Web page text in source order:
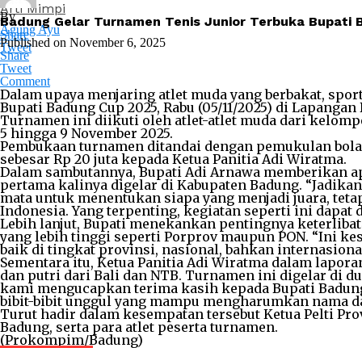
Arti Mimpi
Badung Gelar Turnamen Tenis Junior Terbuka Bupati
Share
Tweet
By
Agung Ayu
Published on November 6, 2025
Share
Tweet
Comment
Dalam upaya menjaring atlet muda yang berbakat,
Bupati Badung Cup 2025, Rabu (05/11/2025) di
Turnamen ini diikuti oleh atlet-atlet muda dari
5 hingga 9 November 2025.
Pembukaan turnamen ditandai dengan pemukulan
sebesar Rp 20 juta kepada Ketua Panitia Adi Wiratma.
Dalam sambutannya, Bupati Adi Arnawa memberikan
pertama kalinya digelar di Kabupaten Badung.
mata untuk menentukan siapa yang menjadi juara,
Indonesia. Yang terpenting, kegiatan seperti ini dapat
Lebih lanjut, Bupati menekankan pentingnya
yang lebih tinggi seperti Porprov maupun PON. “Ini
baik di tingkat provinsi, nasional, bahkan
Sementara itu, Ketua Panitia Adi Wiratma dalam
dan putri dari Bali dan NTB. Turnamen ini digelar di
kami mengucapkan terima kasih kepada Bupati
bibit-bibit unggul yang mampu mengharumkan nama
Turut hadir dalam kesempatan tersebut Ketua Pelti
Badung, serta para atlet peserta turnamen.
(Prokompim/Badung)